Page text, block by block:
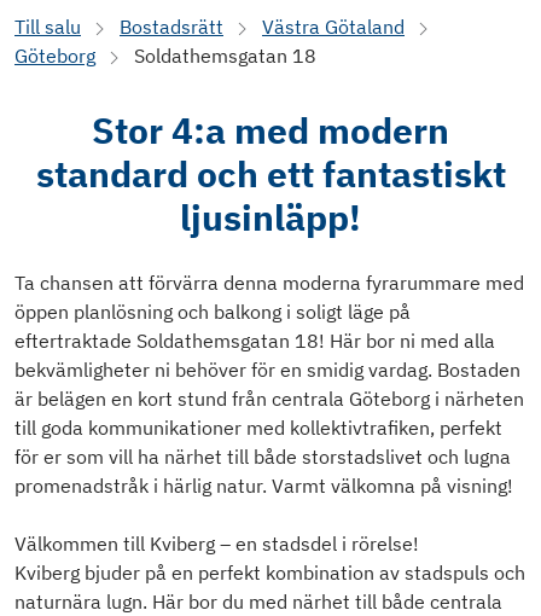
Till salu Bostadsrätt
Västra Götaland
Göteborg
Soldathemsgatan 18
Stor 4:a med modern
standard och ett fantastiskt
ljusinläpp!
Ta chansen att förvärra denna moderna fyrarummare med
öppen planlösning och balkong i soligt läge på
eftertraktade Soldathemsgatan 18! Här bor ni med alla
bekvämligheter ni behöver för en smidig vardag. Bostaden
är belägen en kort stund från centrala Göteborg i närheten
till goda kommunikationer med kollektivtrafiken, perfekt
för er som vill ha närhet till både storstadslivet och lugna
promenadstråk i härlig natur. Varmt välkomna på visning!
Välkommen till Kviberg – en stadsdel i rörelse!
Kviberg bjuder på en perfekt kombination av stadspuls och
naturnära lugn. Här bor du med närhet till både centrala